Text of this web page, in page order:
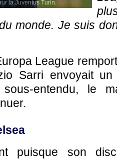
la Juventus Turin.
monde. Je suis
League
Sarri envoyait
entendu, le
puisque son